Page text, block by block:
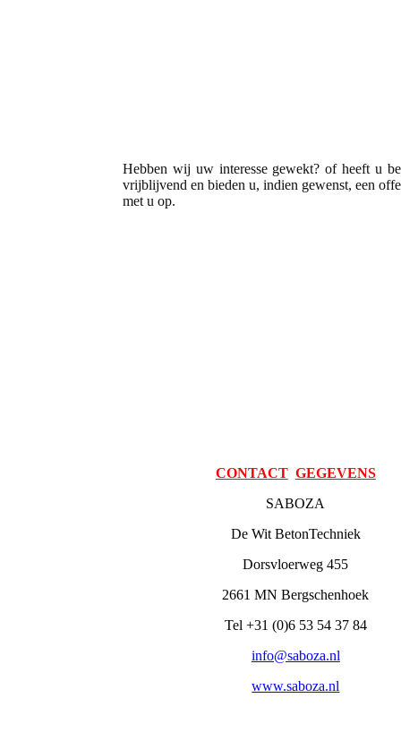
Hebben wij uw interesse gewekt? of heeft u
vrijblijvend en bieden u, indien gewenst, een
met u op.
CONTACT GEGEVENS
SABOZA
De Wit BetonTechniek
Dorsvloerweg 455
2661 MN Bergschenhoek
Tel +31 (0)6 53 54 37 84
info@saboza.nl
www.saboza.nl